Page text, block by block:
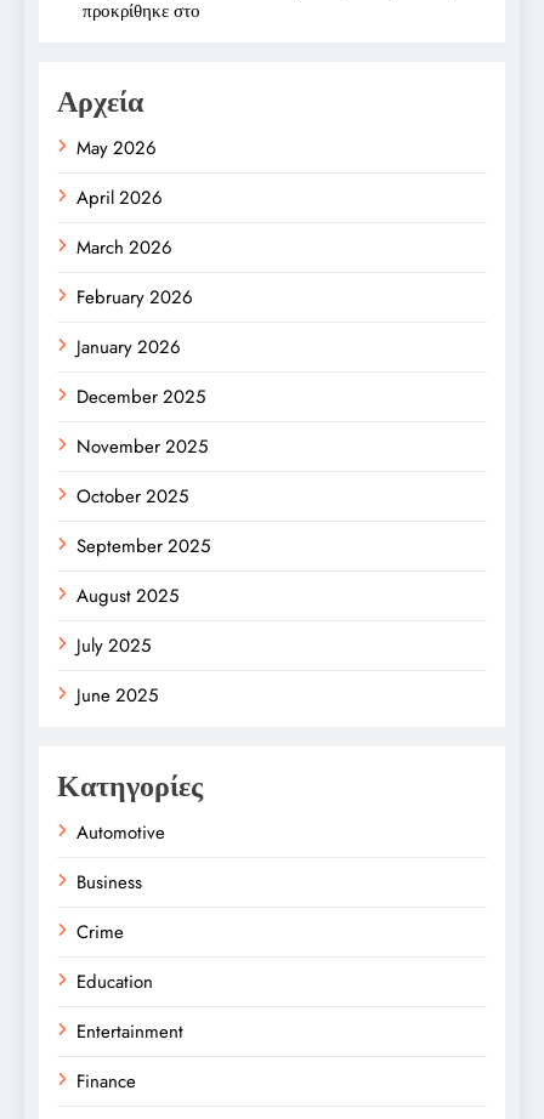
προκρίθηκε στο
Αρχεία
May 2026
April 2026
March 2026
February 2026
January 2026
December 2025
November 2025
October 2025
September 2025
August 2025
July 2025
June 2025
Κατηγορίες
Automotive
Business
Crime
Education
Entertainment
Finance